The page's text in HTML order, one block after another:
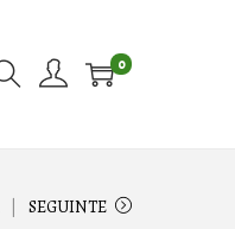
0
SEGUINTE